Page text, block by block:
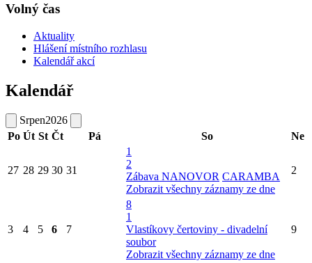
Volný čas
Aktuality
Hlášení místního rozhlasu
Kalendář akcí
Kalendář
Srpen2026
Po Út St Čt Pá So Ne
27 28 29 30 31
1
2
Zábava NANOVOR CARAMBA
Zobrazit všechny záznamy ze dne
2
3 4 5 6 7
8
1
Vlastíkovy čertoviny - divadelní
soubor
Zobrazit všechny záznamy ze dne
9